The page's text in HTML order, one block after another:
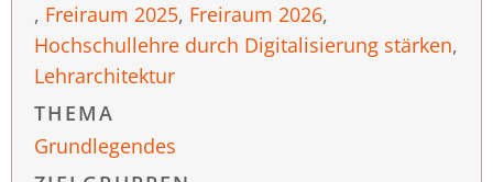
, Freiraum 2025, Freiraum 2026,
Hochschullehre durch Digitalisierung stärken,
Lehrarchitektur
THEMA
Grundlegendes